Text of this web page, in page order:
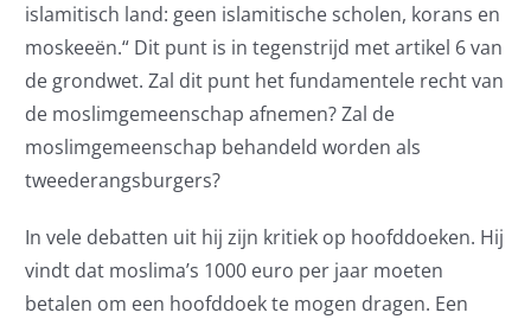
islamitisch land: geen islamitische scholen, korans en
moskeeën.“ Dit punt is in tegenstrijd met artikel 6 van
de grondwet. Zal dit punt het fundamentele recht van
de moslimgemeenschap afnemen? Zal de
moslimgemeenschap behandeld worden als
tweederangsburgers?
In vele debatten uit hij zijn kritiek op hoofddoeken. Hij
vindt dat moslima’s 1000 euro per jaar moeten
betalen om een hoofddoek te mogen dragen. Een